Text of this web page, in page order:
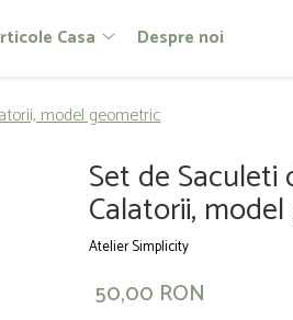
Casa Despre noi
model geometric
Set de
Calatorii,
Atelier Simplicity
50,00 RON